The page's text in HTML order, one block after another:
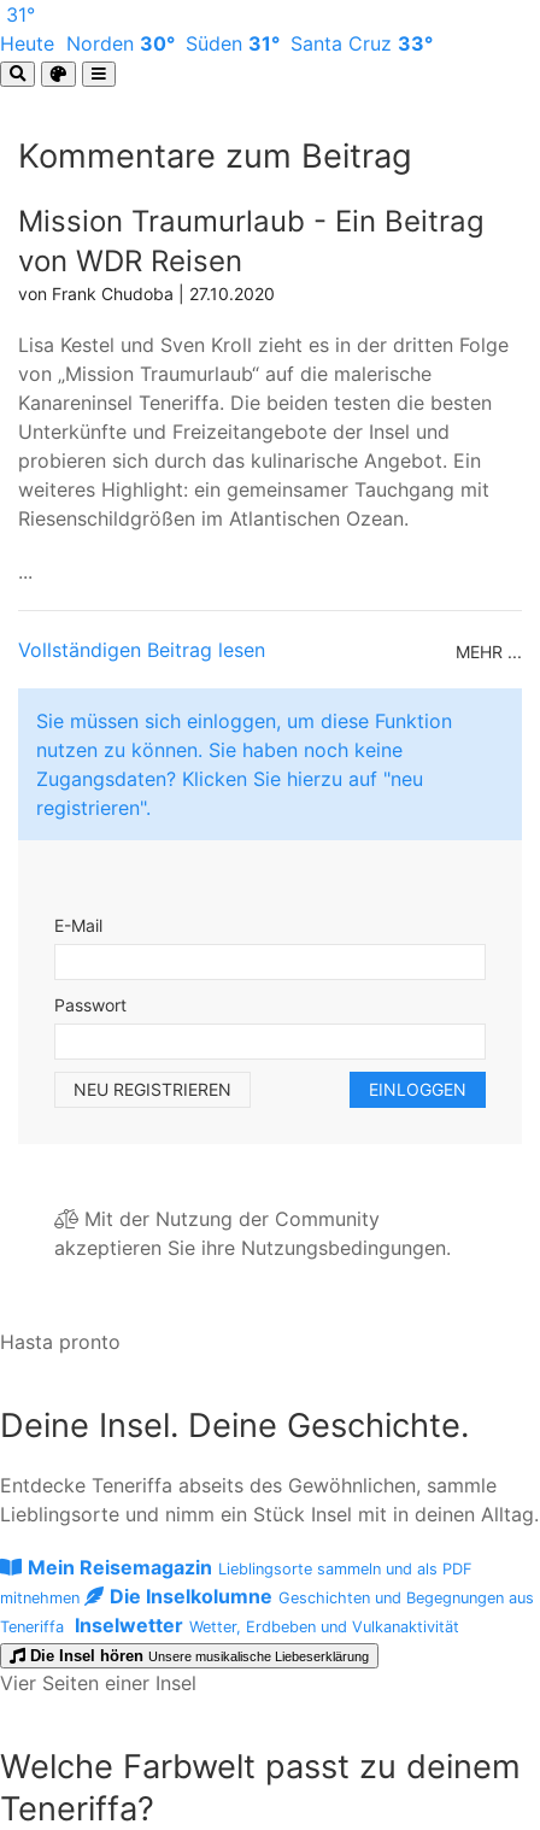
31°
Heute Norden 30° Süden 31° Santa Cruz 33°
Kommentare zum Beitrag
Mission Traumurlaub - Ein Beitrag
von WDR Reisen
von Frank Chudoba | 27.10.2020
Lisa Kestel und Sven Kroll zieht es in der dritten Folge
von „Mission Traumurlaub“ auf die malerische
Kanareninsel Teneriffa. Die beiden testen die besten
Unterkünfte und Freizeitangebote der Insel und
probieren sich durch das kulinarische Angebot. Ein
weiteres Highlight: ein gemeinsamer Tauchgang mit
Riesenschildgrößen im Atlantischen Ozean.
...
Vollständigen Beitrag lesen MEHR ...
Sie müssen sich einloggen, um diese Funktion
nutzen zu können. Sie haben noch keine
Zugangsdaten? Klicken Sie hierzu auf "neu
registrieren".
E-Mail
Passwort
NEU REGISTRIEREN EINLOGGEN
Mit der Nutzung der Community
akzeptieren Sie ihre Nutzungsbedingungen.
Hasta pronto
Deine Insel. Deine Geschichte.
Entdecke Teneriffa abseits des Gewöhnlichen, sammle
Lieblingsorte und nimm ein Stück Insel mit in deinen Alltag.
Mein Reisemagazin Lieblingsorte sammeln und als PDF
mitnehmen
Die Inselkolumne Geschichten und Begegnungen aus
Teneriffa
Inselwetter Wetter, Erdbeben und Vulkanaktivität
Die Insel hören Unsere musikalische Liebeserklärung
Vier Seiten einer Insel
Welche Farbwelt passt zu deinem
Teneriffa?